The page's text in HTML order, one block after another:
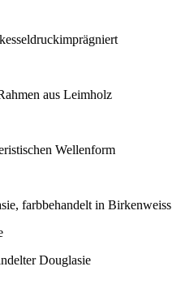
aus Leimholz
Wellenform
farbbehandelt in Birkenweiss
Douglasie